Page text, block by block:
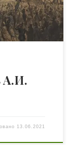
дворян
[…]
А.И.
13.06.2021